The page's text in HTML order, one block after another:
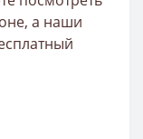
а наши